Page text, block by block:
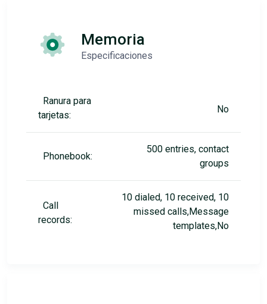
Memoria
Especificaciones
Ranura para
tarjetas:
No
Phonebook:
500 entries, contact
groups
Call
records:
10 dialed, 10 received, 10
missed calls,Message
templates,No